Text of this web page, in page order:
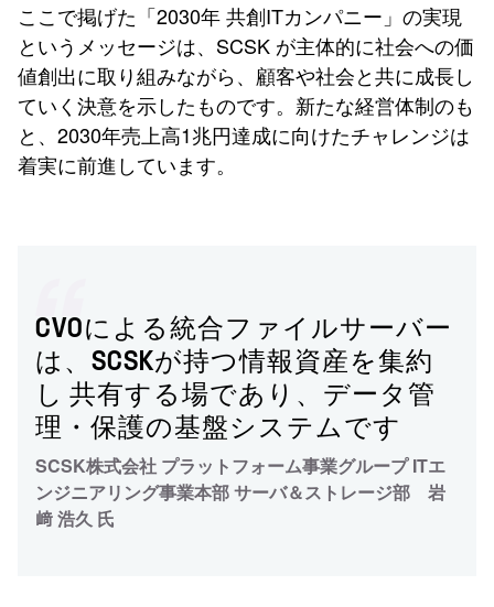
ここで掲げた「2030年 共創ITカンパニー」の実現
というメッセージは、SCSK が主体的に社会への価
値創出に取り組みながら、顧客や社会と共に成長し
ていく決意を示したものです。新たな経営体制のも
と、2030年売上高1兆円達成に向けたチャレンジは
着実に前進しています。
CVOによる統合ファイルサーバー
は、SCSKが持つ情報資産を集約
し 共有する場であり、データ管
理・保護の基盤システムです
SCSK株式会社 プラットフォーム事業グループ ITエ
ンジニアリング事業本部 サーバ＆ストレージ部 岩
﨑 浩久 氏